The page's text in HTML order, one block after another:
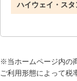
ハイウェイ・スタ
※当ホームページ内の
ご利用形態によって税